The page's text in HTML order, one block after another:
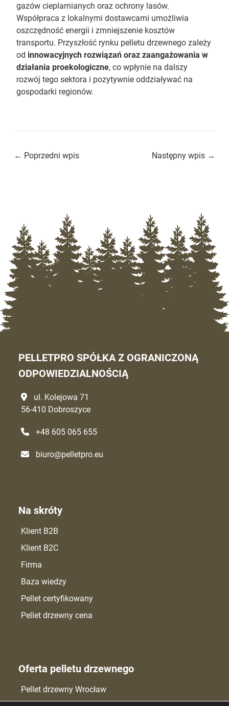
gazów cieplarnianych oraz ochrony lasów.
Współpraca z lokalnymi dostawcami umożliwia
oszczędność energii i zmniejszenie kosztów
transportu. Przyszłość rynku pelletu drzewnego zależy
od innowacyjnych rozwiązań oraz zaangażowania w
działania proekologiczne, co wpłynie na dalszy
rozwój tego sektora i pozytywnie oddziaływać na
gospodarki regionów.
← Poprzedni wpis Następny wpis →
PELLETPRO SPÓŁKA Z OGRANICZONĄ
ODPOWIEDZIALNOŚCIĄ
ul. Kolejowa 71
56-410 Dobroszyce
+48 605 065 655
biuro@pelletpro.eu
Na skróty
Klient B2B
Klient B2C
Firma
Baza wiedzy
Pellet certyfikowany
Pellet drzewny cena
Oferta pelletu drzewnego
Pellet drzewny Wrocław